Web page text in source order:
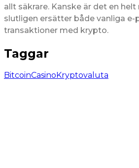
allt säkrare. Kanske är det en
slutligen ersätter både vanliga e-
transaktioner med krypto.
Taggar
BitcoinCasinoKryptovaluta